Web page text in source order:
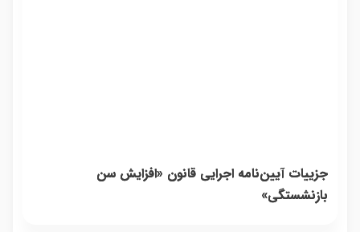
جزییات آیین‌نامه اجرایی قانون «افزایش سن
بازنشستگی»